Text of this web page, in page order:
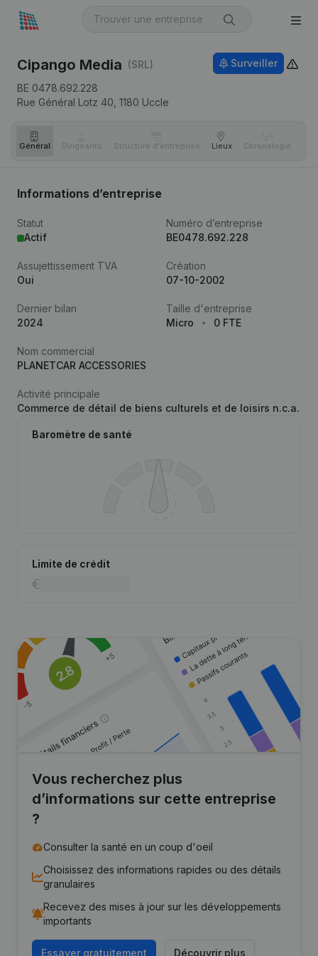
Cipango Media (SRL)
BE 0478.692.228
Rue Général Lotz 40, 1180 Uccle
Surveiller
Général Dirigeants Structure d'entreprise Lieux Chronologie
Informations d’entreprise
Statut
Actif
Numéro d’entreprise
BE0478.692.228
Assujettissement TVA
Oui
Création
07-10-2002
Dernier bilan
2024
Taille d'entreprise
Micro
0 FTE
Nom commercial
PLANETCAR ACCESSORIES
Activité principale
Commerce de détail de biens culturels et de loisirs n.c.a.
Baromètre de santé
Limite de crédit
Vous recherchez plus
d’informations sur cette entreprise
?
Consulter la santé en un coup d'oeil
Choisissez des informations rapides ou des détails
granulaires
Recevez des mises à jour sur les développements
importants
Essayer gratuitement Découvrir plus